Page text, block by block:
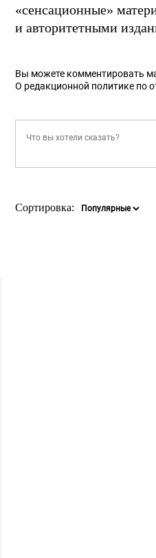
«сенсационные»
и авторитетными
Вы можете комментировать
О редакционной политике по
Сортировка: